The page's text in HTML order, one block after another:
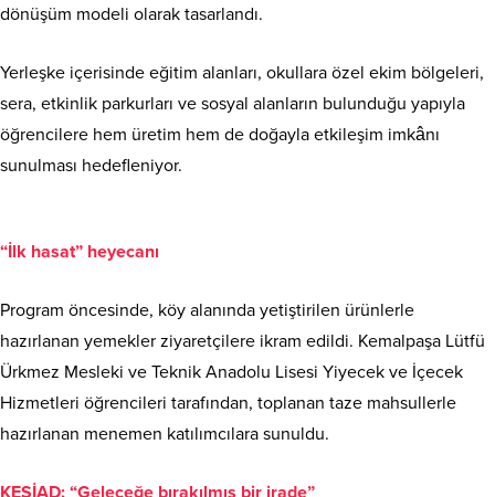
dönüşüm modeli olarak tasarlandı.
Yerleşke içerisinde eğitim alanları, okullara özel ekim bölgeleri,
sera, etkinlik parkurları ve sosyal alanların bulunduğu yapıyla
öğrencilere hem üretim hem de doğayla etkileşim imkânı
sunulması hedefleniyor.
“İlk hasat” heyecanı
Program öncesinde, köy alanında yetiştirilen ürünlerle
hazırlanan yemekler ziyaretçilere ikram edildi. Kemalpaşa Lütfü
Ürkmez Mesleki ve Teknik Anadolu Lisesi Yiyecek ve İçecek
Hizmetleri öğrencileri tarafından, toplanan taze mahsullerle
hazırlanan menemen katılımcılara sunuldu.